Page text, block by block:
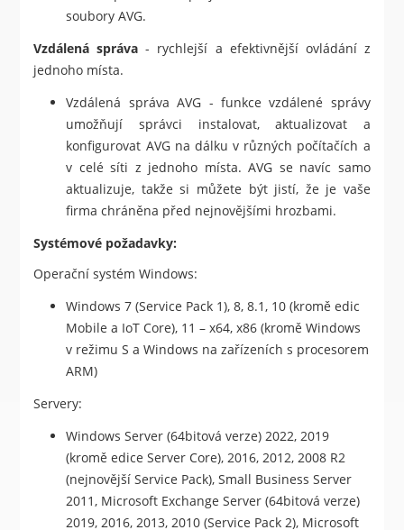
soubory AVG.
Vzdálená správa - rychlejší a efektivnější ovládání z
jednoho místa.
Vzdálená správa AVG - funkce vzdálené správy
umožňují správci instalovat, aktualizovat a
konfigurovat AVG na dálku v různých počítačích a
v celé síti z jednoho místa. AVG se navíc samo
aktualizuje, takže si můžete být jistí, že je vaše
firma chráněna před nejnovějšími hrozbami.
Systémové požadavky:
Operační systém Windows:
Windows 7 (Service Pack 1), 8, 8.1, 10 (kromě edic
Mobile a IoT Core), 11 – x64, x86 (kromě Windows
v režimu S a Windows na zařízeních s procesorem
ARM)
Servery:
Windows Server (64bitová verze) 2022, 2019
(kromě edice Server Core), 2016, 2012, 2008 R2
(nejnovější Service Pack), Small Business Server
2011, Microsoft Exchange Server (64bitová verze)
2019, 2016, 2013, 2010 (Service Pack 2), Microsoft